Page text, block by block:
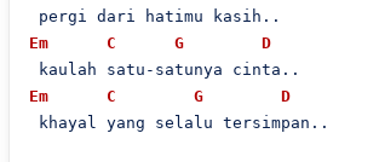
Em
C G
D
Em
C G
D
khayal yang selalu tersimpan..